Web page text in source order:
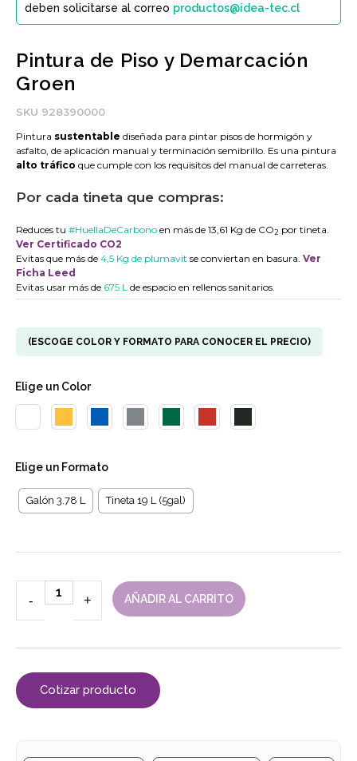
deben solicitarse al correo productos@idea-tec.cl
Pintura de Piso y Demarcación
Groen
SKU 928390000
Pintura sustentable diseñada para pintar pisos de hormigón y
asfalto, de aplicación manual y terminación semibrillo. Es una pintura
alto tráfico que cumple con los requisitos del manual de carreteras.
Por cada tineta que compras:
Reduces tu #HuellaDeCarbono en más de 13,61 Kg de CO2 por tineta.
Ver Certificado CO2
Evitas que más de 4,5 Kg de plumavit se conviertan en basura. Ver
Ficha Leed
Evitas usar más de 675 L de espacio en rellenos sanitarios.
(ESCOGE COLOR Y FORMATO PARA CONOCER EL PRECIO)
Elige un Color
Elige un Formato
Galón 3.78 L Tineta 19 L (5gal)
- + AÑADIR AL CARRITO
Cotizar producto